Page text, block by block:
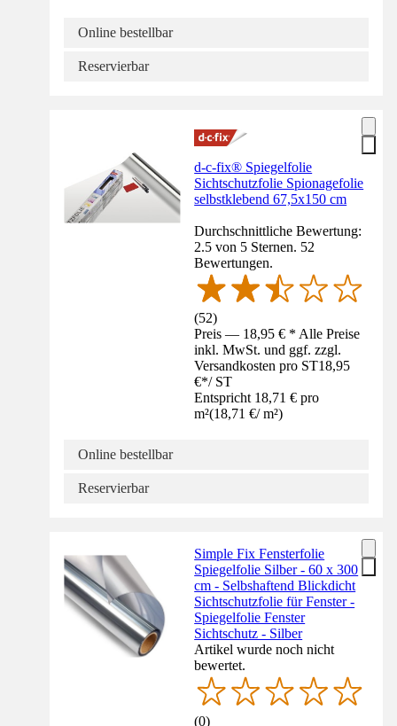
Online bestellbar
Reservierbar
d-c-fix® Spiegelfolie
Sichtschutzfolie Spionagefolie
selbstklebend 67,5x150 cm
Durchschnittliche Bewertung:
2.5 von 5 Sternen. 52
Bewertungen.
(52)
Preis — 18,95 € * Alle Preise
inkl. MwSt. und ggf. zzgl.
Versandkosten pro ST18,95
€*/ ST
Entspricht 18,71 € pro
m²(18,71 €/ m²)
Online bestellbar
Reservierbar
Simple Fix Fensterfolie
Spiegelfolie Silber - 60 x 300
cm - Selbshaftend Blickdicht
Sichtschutzfolie für Fenster -
Spiegelfolie Fenster
Sichtschutz - Silber
Artikel wurde noch nicht
bewertet.
(0)